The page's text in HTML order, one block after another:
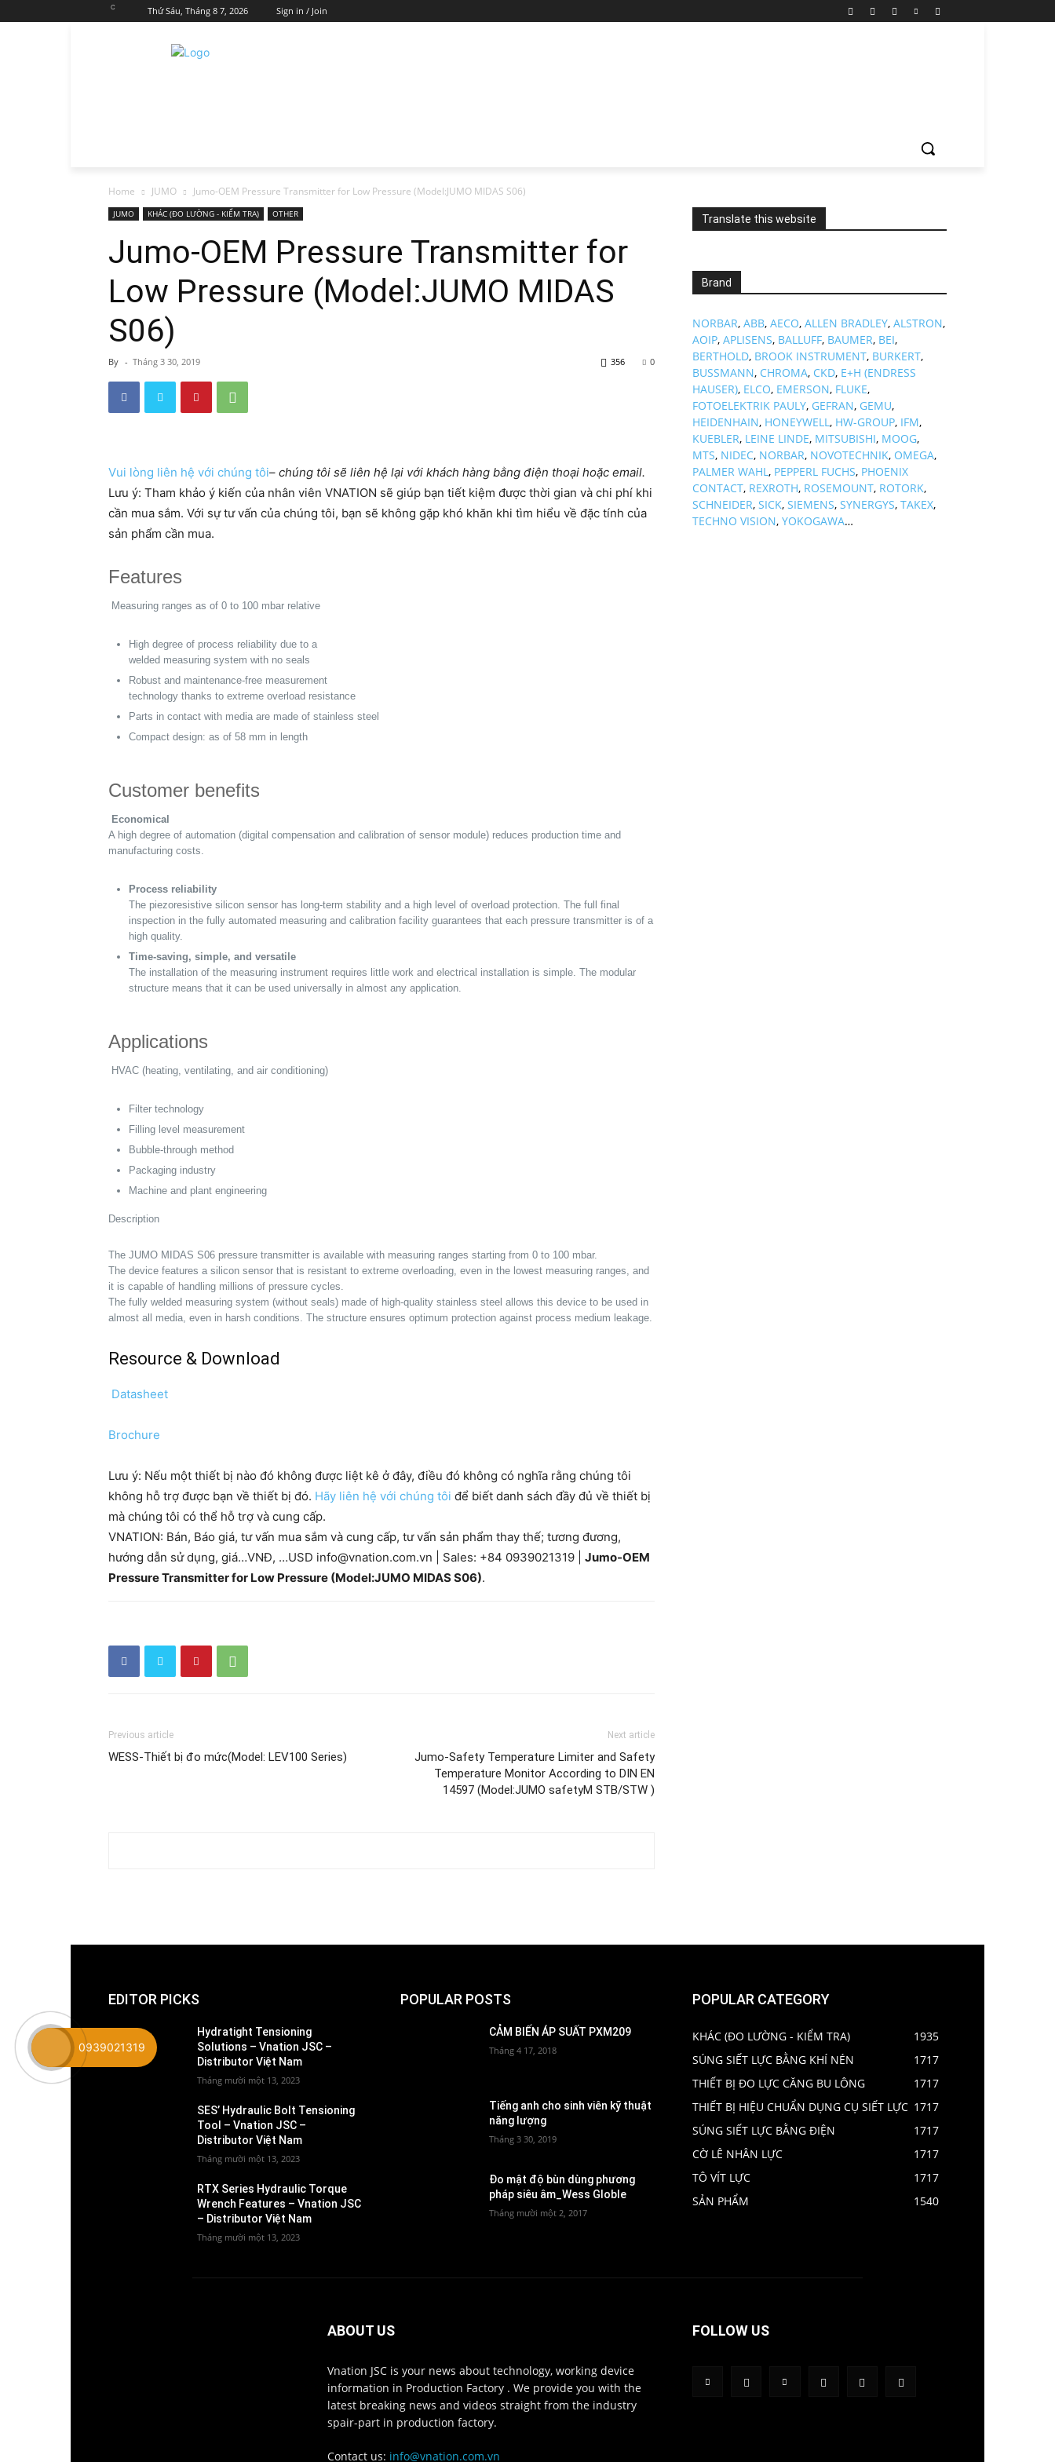
C Thứ Sáu, Tháng 8 7, 2026 Sign in / Join
Home JUMO Jumo-OEM Pressure Transmitter for Low Pressure (Model:JUMO MIDAS S06)
JUMO KHÁC (ĐO LƯỜNG - KIỂM TRA) OTHER
Jumo-OEM Pressure Transmitter for
Low Pressure (Model:JUMO MIDAS
S06)
By - Tháng 3 30, 2019 0
356
Vui lòng liên hệ với chúng tôi– chúng tôi sẽ liên hệ lại với khách hàng bằng điện thoại hoặc email.
Lưu ý: Tham khảo ý kiến của nhân viên VNATION sẽ giúp bạn tiết kiệm được thời gian và chi phí khi
cần mua sắm. ​​Với sự tư vấn của chúng tôi, bạn sẽ không gặp khó khăn khi tìm hiểu về đặc tính của
sản phẩm cần mua.
Features
Measuring ranges as of 0 to 100 mbar relative
High degree of process reliability due to a
welded measuring system with no seals
Robust and maintenance-free measurement
technology thanks to extreme overload resistance
Parts in contact with media are made of stainless steel
Compact design: as of 58 mm in length
Customer benefits
Economical
A high degree of automation (digital compensation and calibration of sensor module) reduces production time and
manufacturing costs.
Process reliability
The piezoresistive silicon sensor has long-term stability and a high level of overload protection. The full final
inspection in the fully automated measuring and calibration facility guarantees that each pressure transmitter is of a
high quality.
Time-saving, simple, and versatile
The installation of the measuring instrument requires little work and electrical installation is simple. The modular
structure means that it can be used universally in almost any application.
Applications
HVAC (heating, ventilating, and air conditioning)
Filter technology
Filling level measurement
Bubble-through method
Packaging industry
Machine and plant engineering
Description
The JUMO MIDAS S06 pressure transmitter is available with measuring ranges starting from 0 to 100 mbar.
The device features a silicon sensor that is resistant to extreme overloading, even in the lowest measuring ranges, and
it is capable of handling millions of pressure cycles.
The fully welded measuring system (without seals) made of high-quality stainless steel allows this device to be used in
almost all media, even in harsh conditions. The structure ensures optimum protection against process medium leakage.
Resource & Download
Datasheet
Brochure
Lưu ý: Nếu một thiết bị nào đó không được liệt kê ở đây, điều đó không có nghĩa rằng chúng tôi
không hỗ trợ được bạn về thiết bị đó. Hãy liên hệ với chúng tôi để biết danh sách đầy đủ về thiết bị
mà chúng tôi có thể hỗ trợ và cung cấp.
VNATION: Bán, Báo giá, tư vấn mua sắm và cung cấp, tư vấn sản phẩm thay thế; tương đương,
hướng dẫn sử dụng, giá…VNĐ, …USD info@vnation.com.vn | Sales: +84 0939021319 | Jumo-OEM
Pressure Transmitter for Low Pressure (Model:JUMO MIDAS S06).
Previous article
WESS-Thiết bị đo mức(Model: LEV100 Series)
Next article
Jumo-Safety Temperature Limiter and Safety
Temperature Monitor According to DIN EN
14597 (Model:JUMO safetyM STB/STW )
Translate this website
Brand
NORBAR, ABB, AECO, ALLEN BRADLEY, ALSTRON,
AOIP, APLISENS, BALLUFF, BAUMER, BEI,
BERTHOLD, BROOK INSTRUMENT, BURKERT,
BUSSMANN, CHROMA, CKD, E+H (ENDRESS
HAUSER), ELCO, EMERSON, FLUKE,
FOTOELEKTRIK PAULY, GEFRAN, GEMU,
HEIDENHAIN, HONEYWELL, HW-GROUP, IFM,
KUEBLER, LEINE LINDE, MITSUBISHI, MOOG,
MTS, NIDEC, NORBAR, NOVOTECHNIK, OMEGA,
PALMER WAHL, PEPPERL FUCHS, PHOENIX
CONTACT, REXROTH, ROSEMOUNT, ROTORK,
SCHNEIDER, SICK, SIEMENS, SYNERGYS, TAKEX,
TECHNO VISION, YOKOGAWA…
EDITOR PICKS
Hydratight Tensioning
Solutions – Vnation JSC –
Distributor Việt Nam
Tháng mười một 13, 2023
SES’ Hydraulic Bolt Tensioning
Tool – Vnation JSC –
Distributor Việt Nam
Tháng mười một 13, 2023
RTX Series Hydraulic Torque
Wrench Features – Vnation JSC
– Distributor Việt Nam
Tháng mười một 13, 2023
POPULAR POSTS
CẢM BIẾN ÁP SUẤT PXM209
Tháng 4 17, 2018
Tiếng anh cho sinh viên kỹ thuật
năng lượng
Tháng 3 30, 2019
Đo mật độ bùn dùng phương
pháp siêu âm_Wess Globle
Tháng mười một 2, 2017
POPULAR CATEGORY
KHÁC (ĐO LƯỜNG - KIỂM TRA)
1935
SÚNG SIẾT LỰC BẰNG KHÍ NÉN
1717
THIẾT BỊ ĐO LỰC CĂNG BU LÔNG
1717
THIẾT BỊ HIỆU CHUẨN DỤNG CỤ SIẾT LỰC 1717
SÚNG SIẾT LỰC BẰNG ĐIỆN
1717
CỜ LÊ NHÂN LỰC
1717
TÔ VÍT LỰC
1717
SẢN PHẨM
1540
ABOUT US
Vnation JSC is your news about technology, working device
information in Production Factory . We provide you with the
latest breaking news and videos straight from the industry
spair-part in production factory.
Contact us: info@vnation.com.vn
FOLLOW US
0939021319